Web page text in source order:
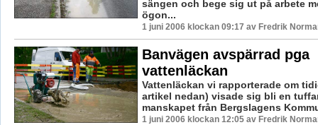
sängen och bege sig ut på arbete
ögon...
1 juni 2006 klockan 09:17 av Fredrik
Banvägen avspärrad pga
vattenläckan
Vattenläckan vi rapporterade om
artikel nedan) visade sig bli en
manskapet från Bergslagens
1 juni 2006 klockan 12:05 av Fredrik